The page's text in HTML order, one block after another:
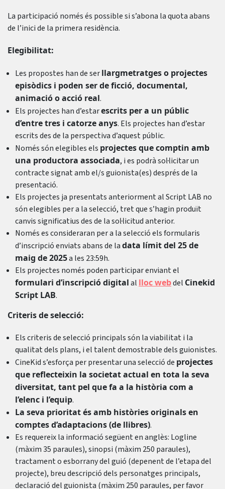
La participació només és possible si s’abona la quota abans
de l’inici de la primera residència.
Elegibilitat:
Les propostes han de serllargmetratges o projectes
episòdics i poden ser de ficció, documental,
animació o acció real.
Els projectes han d’estarescrits per a un públic
d’entre tres i catorze anys. Els projectes han d’estar
escrits des de la perspectiva d’aquest públic.
Només són elegibles els projectes que comptin amb
una productora associada, i es podrà sol·licitar un
contracte signat amb el/s guionista(es) després de la
presentació.
Els projectes ja presentats anteriorment al Script LAB no
són elegibles per a la selecció, tret que s’hagin produït
canvis significatius des de la sol·licitud anterior.
Només es consideraran per a la selecció els formularis
d’inscripció enviats abans de ladata límit del 25 de
maig de 2025a les 23:59h.
Els projectes només poden participar enviant el
formulari d’inscripció digitalal lloc webdel Cinekid
Script LAB.
Criteris de selecció:
Els criteris de selecció principals són la viabilitat i la
qualitat dels plans, i el talent demostrable dels guionistes.
CineKid s’esforça per presentar una selecció de projectes
que reflecteixin la societat actual en tota la seva
diversitat, tant pel que fa a la història com a
l’elenc i l’equip.
La seva prioritat és amb històries originals en
comptes d’adaptacions (de llibres).
Es requereix la informació següent en anglès: Logline
(màxim 35 paraules), sinopsi (màxim 250 paraules),
tractament o esborrany del guió (depenent de l’etapa del
projecte), breu descripció dels personatges principals,
declaració del guionista (màxim 250 paraules, per favor